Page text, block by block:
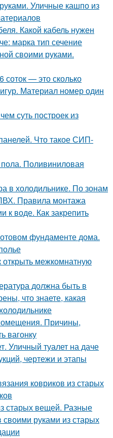
Уличные кашпо из
Какой кабель нужен
марка тип сечение
своими руками.
соток — это сколько
Материал номер один
суть построек из
Что такое СИП-
Поливиниловая
в холодильнике. По зонам
Правила монтажа
к воде. Как закрепить
фундаменте дома.
открыть межкомнатную
должна быть в
что знаете, какая
Причины,
вагонку
Уличный туалет на даче
чертежи и этапы
ковриков из старых
старых вещей. Разные
своими руками из старых